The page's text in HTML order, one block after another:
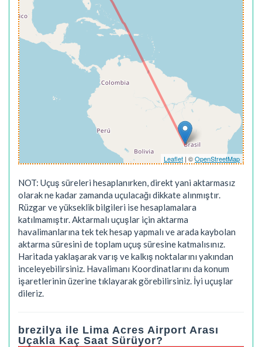
Leaflet | ©OpenStreetMap
NOT: Uçuş süreleri hesaplanırken, direkt yani aktarmasız
olarak ne kadar zamanda uçulacağı dikkate alınmıştır.
Rüzgar ve yükseklik bilgileri ise hesaplamalara
katılmamıştır. Aktarmalı uçuşlar için aktarma
havalimanlarına tek tek hesap yapmalı ve arada kaybolan
aktarma süresini de toplam uçuş süresine katmalısınız.
Haritada yaklaşarak varış ve kalkış noktalarını yakından
inceleyebilirsiniz. Havalimanı Koordinatlarını da konum
işaretlerinin üzerine tıklayarak görebilirsiniz. İyi uçuşlar
dileriz.
brezilya ile Lima Acres Airport Arası
Uçakla Kaç Saat Sürüyor?